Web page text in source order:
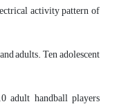
activity pattern of
adults. Ten adolescent
adult handball players